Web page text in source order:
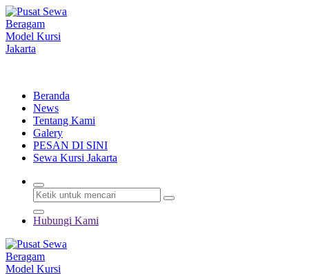
Lewati
ke
konten
Beranda
News
Tentang Kami
Galery
PESAN DI SINI
Sewa Kursi Jakarta
Hubungi Kami